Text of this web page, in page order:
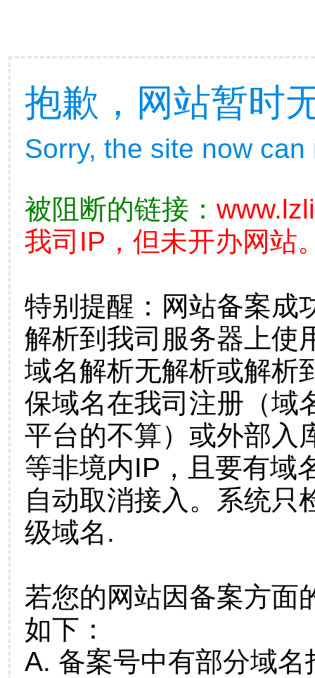
抱歉，网站暂时
Sorry, the site now
被阻断的链接：
我司IP，但未开办网站
特别提醒：网站备案成
解析到我司服务器上使
域名解析无解析或解析
保域名在我司注册（域
平台的不算）或外部入
等非境内IP，且要有域
自动取消接入。系统只
级域名.
若您的网站因备案方面
如下：
A. 备案号中有部分域